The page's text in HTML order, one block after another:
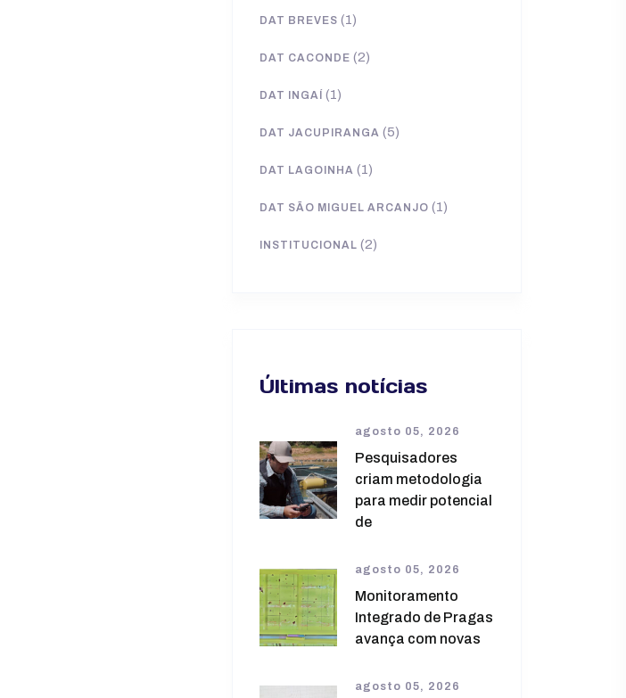
DAT BREVES (1)
DAT CACONDE (2)
DAT INGAÍ (1)
DAT JACUPIRANGA (5)
DAT LAGOINHA (1)
DAT SÃO MIGUEL ARCANJO (1)
INSTITUCIONAL (2)
Últimas notícias
agosto 05, 2026
Pesquisadores
criam metodologia
para medir potencial
de
agosto 05, 2026
Monitoramento
Integrado de Pragas
avança com novas
agosto 05, 2026